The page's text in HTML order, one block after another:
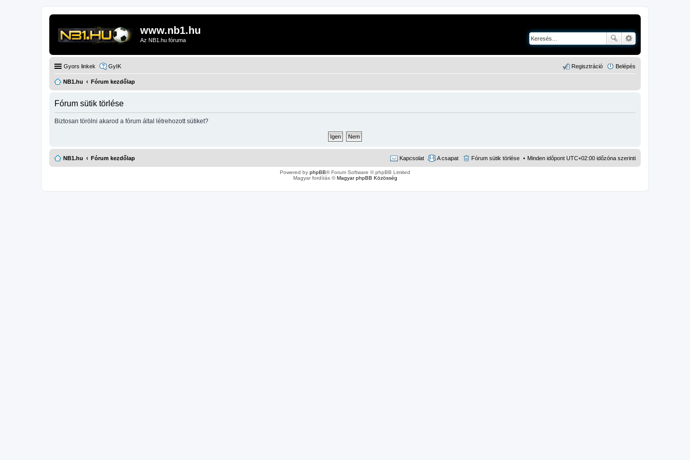
www.nb1.hu
Az NB1.hu fóruma
Gyors linkek GyIK Belépés
Regisztráció
NB1.hu Fórum kezdőlap
Fórum sütik törlése
Biztosan törölni akarod a fórum által létrehozott sütiket?
NB1.hu Fórum kezdőlap Minden időpont UTC+02:00 időzóna szerinti
Fórum sütik törlése
A csapat
Kapcsolat
Powered by phpBB® Forum Software © phpBB Limited
Magyar fordítás ©Magyar phpBB Közösség